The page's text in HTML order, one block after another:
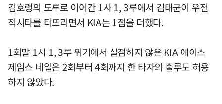
김호령의 도루로 이어간 1사 1, 3루에서 김태군이 우전
적시타를 터뜨리면서 KIA는 1점을 더했다.
1회말 1사 1, 3루 위기에서 실점하지 않은 KIA 에이스
제임스 네일은 2회부터 4회까지 한 타자의 출루도 허용
하지 않았다.